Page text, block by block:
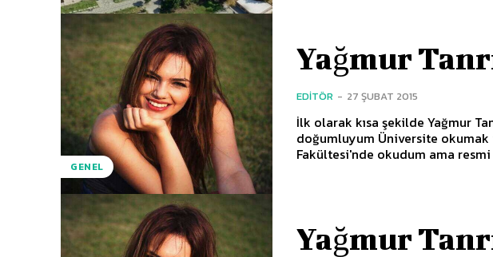
GENEL
Yağmur
EDITÖR - 27 ŞUBAT 2015
İlk olarak kısa şekilde Yağmur
doğumluyum Üniversite
Fakültesi'nde okudum ama
Yağmur